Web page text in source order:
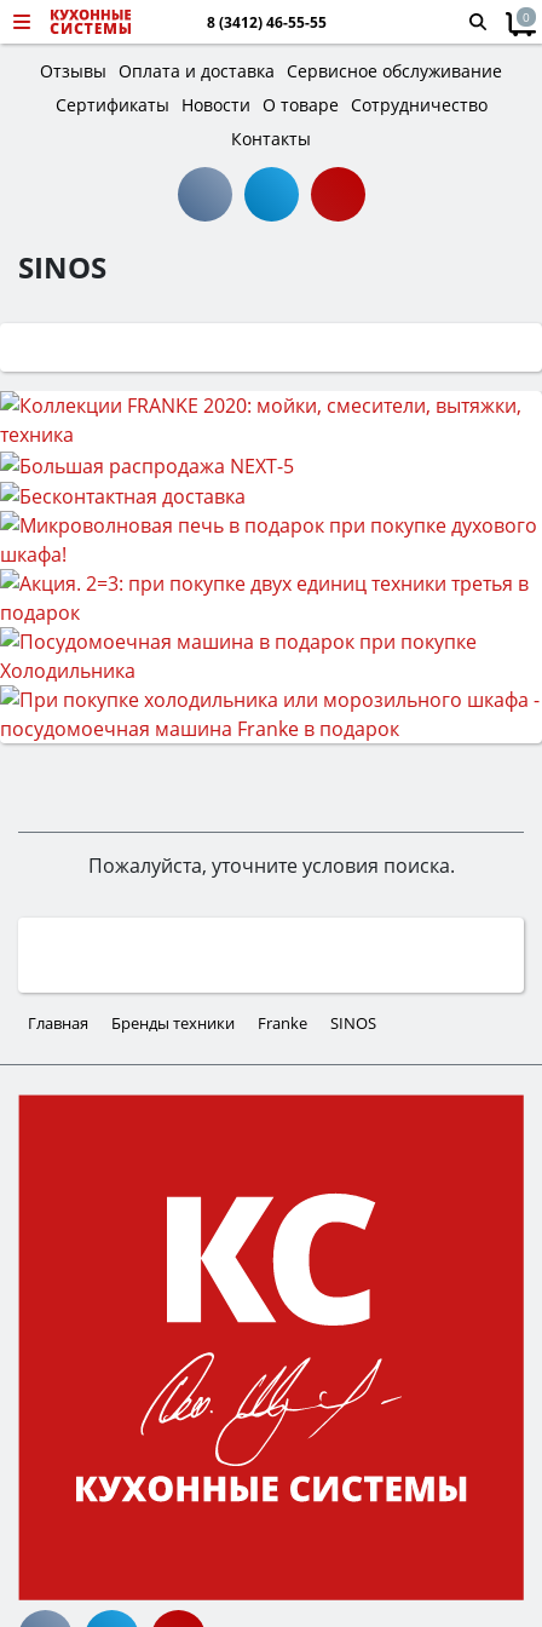
8 (3412) 46-55-55 0
Отзывы Оплата и доставка Сервисное обслуживание
Сертификаты
Новости О товаре Сотрудничество
Контакты
SINOS
Пожалуйста, уточните условия поиска.
Главная Бренды техники Franke SINOS